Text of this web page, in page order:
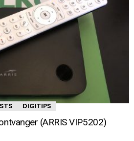
DIGITIPS
(ARRIS VIP5202)